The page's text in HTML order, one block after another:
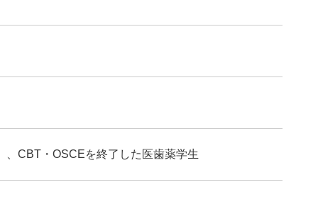
、CBT・OSCEを終了した医歯薬学生